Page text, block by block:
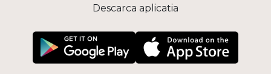
Descarca aplicatia